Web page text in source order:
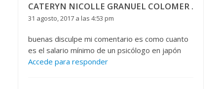
CATERYN NICOLLE GRANUEL COLOMER .
31 agosto, 2017 a las 4:53 pm
buenas disculpe mi comentario es como cuanto
es el salario mínimo de un psicólogo en japón
Accede para responder